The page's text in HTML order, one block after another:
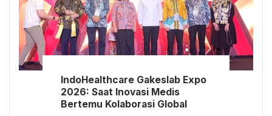
IndoHealthcare Gakeslab Expo
2026: Saat Inovasi Medis
Bertemu Kolaborasi Global